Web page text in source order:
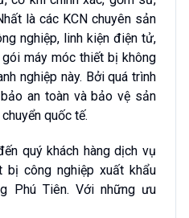
là các KCN chuyên sản
nghiệp, linh kiện điện tử,
máy móc thiết bị không
nghiệp này. Bởi quá trình
an toàn và bảo vệ sản
quốc tế.
quý khách hàng dịch vụ
công nghiệp xuất khẩu
Phú Tiên. Với những ưu